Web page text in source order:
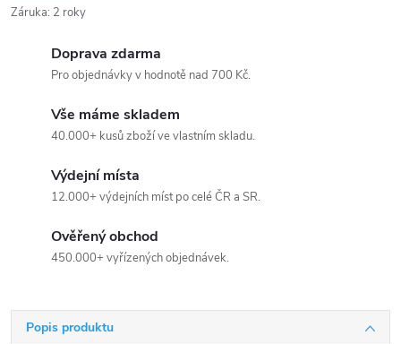
Záruka: 2 roky
Doprava zdarma
Pro objednávky v hodnotě nad 700 Kč.
Vše máme skladem
40.000+ kusů zboží ve vlastním skladu.
Výdejní místa
12.000+ výdejních míst po celé ČR a SR.
Ověřený obchod
450.000+ vyřízených objednávek.
Popis produktu